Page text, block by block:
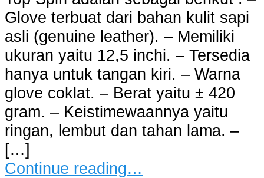
Glove terbuat dari bahan kulit sapi
asli (genuine leather). – Memiliki
ukuran yaitu 12,5 inchi. – Tersedia
hanya untuk tangan kiri. – Warna
glove coklat. – Berat yaitu ± 420
gram. – Keistimewaannya yaitu
ringan, lembut dan tahan lama. –
[…]
Continue reading…